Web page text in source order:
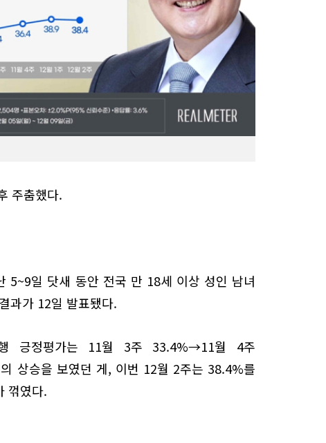
주춤했다.
5~9일 닷새 동안 전국 만 18세 이상 성인 남녀
과가 12일 발표됐다.
긍정평가는 11월 3주 33.4%→11월 4주
상승을 보였던 게, 이번 12월 2주는 38.4%를
꺾였다.